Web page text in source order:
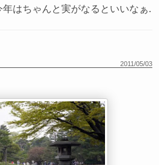
はちゃんと実がなるといいなぁ.
2011/05/03